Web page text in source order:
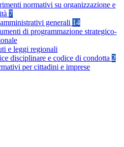
normativi su organizzazione e
7
generali 14
di programmazione strategico-
e leggi regionali
disciplinare e codice di condotta 2
per cittadini e imprese